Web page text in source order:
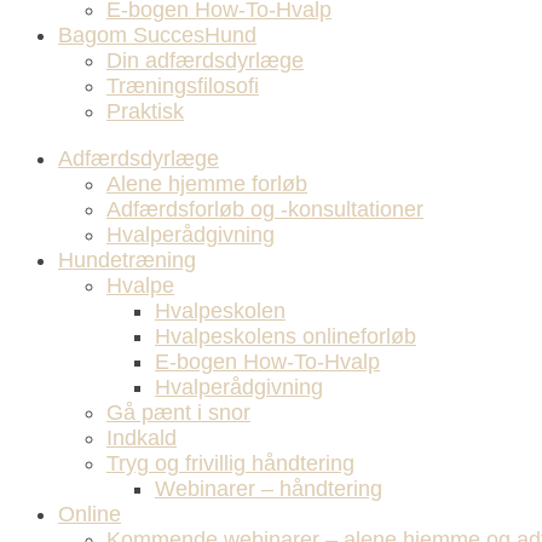
E-bogen How-To-Hvalp
Bagom SuccesHund
Din adfærdsdyrlæge
Træningsfilosofi
Praktisk
Adfærdsdyrlæge
Alene hjemme forløb
Adfærdsforløb og -konsultationer
Hvalperådgivning
Hundetræning
Hvalpe
Hvalpeskolen
Hvalpeskolens onlineforløb
E-bogen How-To-Hvalp
Hvalperådgivning
Gå pænt i snor
Indkald
Tryg og frivillig håndtering
Webinarer – håndtering
Online